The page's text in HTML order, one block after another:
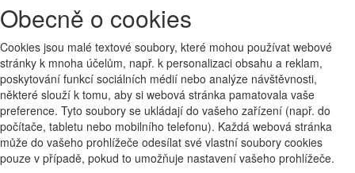
Obecně o cookies
Cookies jsou malé textové soubory, které mohou používat webové
stránky k mnoha účelům, např. k personalizaci obsahu a reklam,
poskytování funkcí sociálních médií nebo analýze návštěvnosti,
některé slouží k tomu, aby si webová stránka pamatovala vaše
preference. Tyto soubory se ukládají do vašeho zařízení (např. do
počítače, tabletu nebo mobilního telefonu). Každá webová stránka
může do vašeho prohlížeče odesílat své vlastní soubory cookies
pouze v případě, pokud to umožňuje nastavení vašeho prohlížeče.